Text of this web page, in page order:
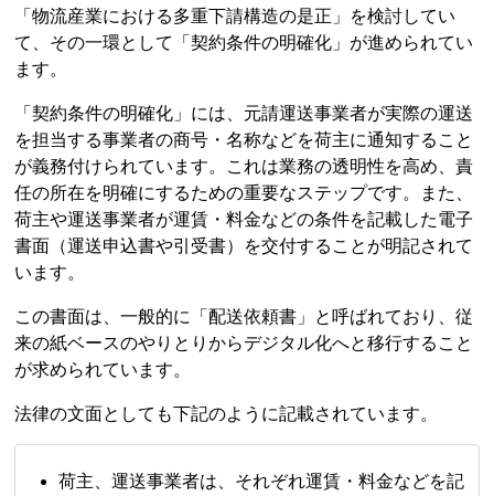
「物流産業における多重下請構造の是正」を検討してい
て、その一環として「契約条件の明確化」が進められてい
ます。
「契約条件の明確化」には、元請運送事業者が実際の運送
を担当する事業者の商号・名称などを荷主に通知すること
が義務付けられています。これは業務の透明性を高め、責
任の所在を明確にするための重要なステップです。また、
荷主や運送事業者が運賃・料金などの条件を記載した電子
書面（運送申込書や引受書）を交付することが明記されて
います。
この書面は、一般的に「配送依頼書」と呼ばれており、従
来の紙ベースのやりとりからデジタル化へと移行すること
が求められています。
法律の文面としても下記のように記載されています。
荷主、運送事業者は、それぞれ運賃・料金などを記